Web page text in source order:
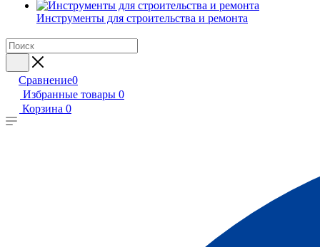
Инструменты для строительства и ремонта
Сравнение0
Избранные товары 0
Корзина 0